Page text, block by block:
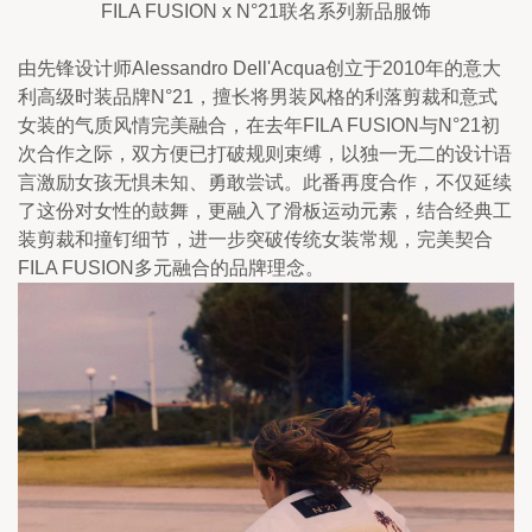
FILA FUSION x N°21联名系列新品服饰
由先锋设计师Alessandro Dell'Acqua创立于2010年的意大
利高级时装品牌N°21，擅长将男装风格的利落剪裁和意式
女装的气质风情完美融合，在去年FILA FUSION与N°21初
次合作之际，双方便已打破规则束缚，以独一无二的设计语
言激励女孩无惧未知、勇敢尝试。此番再度合作，不仅延续
了这份对女性的鼓舞，更融入了滑板运动元素，结合经典工
装剪裁和撞钉细节，进一步突破传统女装常规，完美契合
FILA FUSION多元融合的品牌理念。